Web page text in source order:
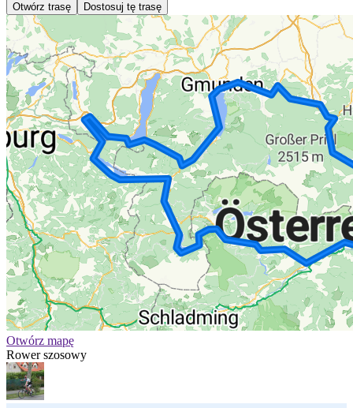
Otwórz trasę Dostosuj tę trasę
Otwórz mapę
Rower szosowy